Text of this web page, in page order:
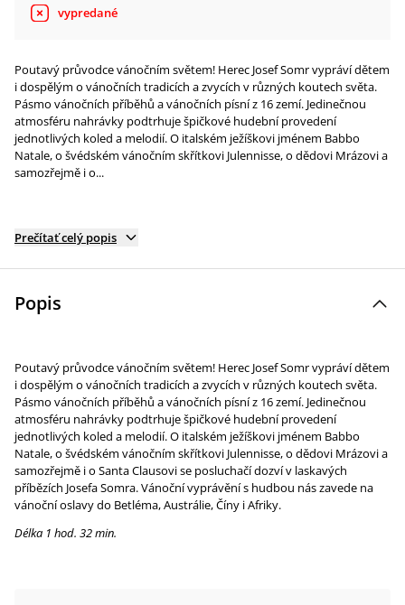
vypredané
Poutavý průvodce vánočním světem! Herec Josef Somr vypráví dětem
i dospělým o vánočních tradicích a zvycích v různých koutech světa.
Pásmo vánočních příběhů a vánočních písní z 16 zemí. Jedinečnou
atmosféru nahrávky podtrhuje špičkové hudební provedení
jednotlivých koled a melodií. O italském ježíškovi jménem Babbo
Natale, o švédském vánočním skřítkovi Julennisse, o dědovi Mrázovi a
samozřejmě i o...
Prečítať celý popis
Popis
Poutavý průvodce vánočním světem! Herec Josef Somr vypráví dětem
i dospělým o vánočních tradicích a zvycích v různých koutech světa.
Pásmo vánočních příběhů a vánočních písní z 16 zemí. Jedinečnou
atmosféru nahrávky podtrhuje špičkové hudební provedení
jednotlivých koled a melodií. O italském ježíškovi jménem Babbo
Natale, o švédském vánočním skřítkovi Julennisse, o dědovi Mrázovi a
samozřejmě i o Santa Clausovi se posluchačí dozví v laskavých
příbězích Josefa Somra. Vánoční vyprávění s hudbou nás zavede na
vánoční oslavy do Betléma, Austrálie, Číny i Afriky.
Délka 1 hod. 32 min.